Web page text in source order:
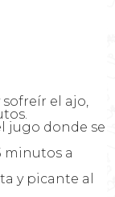
el ajo,
jugo donde se
minutos a
y picante al